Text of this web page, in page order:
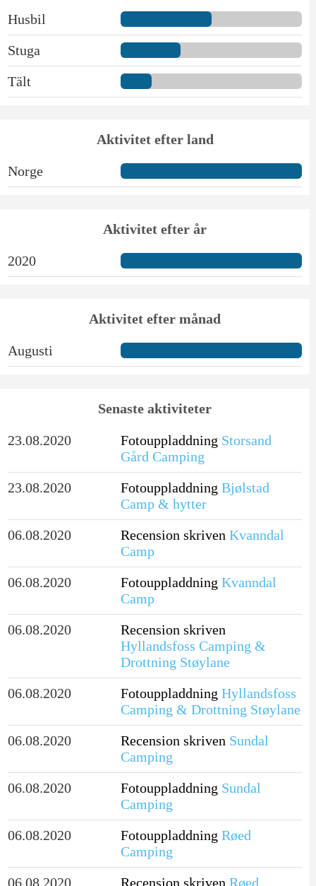
Husbil
Stuga
Tält
Aktivitet efter land
Norge
Aktivitet efter år
2020
Aktivitet efter månad
Augusti
Senaste aktiviteter
23.08.2020 Fotouppladdning Storsand
Gård Camping
23.08.2020
Fotouppladdning Bjølstad
Camp & hytter
06.08.2020
Recension skriven Kvanndal
Camp
06.08.2020
Fotouppladdning Kvanndal
Camp
06.08.2020
Recension skriven
Hyllandsfoss Camping &
Drottning Støylane
06.08.2020
Fotouppladdning Hyllandsfoss
Camping & Drottning Støylane
06.08.2020
Recension skriven Sundal
Camping
06.08.2020
Fotouppladdning Sundal
Camping
06.08.2020
Fotouppladdning Røed
Camping
06.08.2020
Recension skriven Røed